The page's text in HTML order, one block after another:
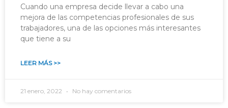
Cuando una empresa decide llevar a cabo una
mejora de las competencias profesionales de sus
trabajadores, una de las opciones más interesantes
que tiene a su
LEER MÁS >>
21 enero, 2022 No hay comentarios